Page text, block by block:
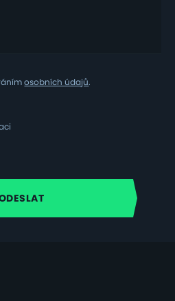
osobních údajů.